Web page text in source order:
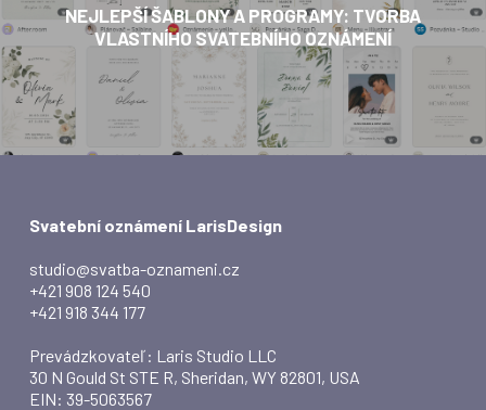
NEJLEPŠÍ ŠABLONY A PROGRAMY: TVORBA
VLASTNÍHO SVATEBNÍHO OZNÁMENÍ
Svatební oznámení LarisDesign
studio@svatba-oznameni.cz
+421 908 124 540
+421 918 344 177
Prevádzkovateľ: Laris Studio LLC
30 N Gould St STE R, Sheridan, WY 82801, USA
EIN: 39-5063567